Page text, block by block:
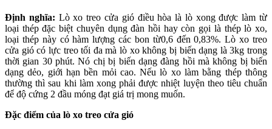
Định nghĩa: Lò xo treo cửa gió điều hòa là lò xong được làm từ
loại thép đặc biệt chuyên dụng đàn hồi hay còn gọi là thép lò xo,
loại thép này có hàm lượng các bon từ0,6 đến 0,83%. Lò xo treo
cửa gió có lực treo tối đa mà lò xo không bị biến dạng là 3kg trong
thời gian 30 phút. Nó chị bị biến dạng đàng hồi mà không bị biến
dạng dẻo, giới hạn bền mỏi cao. Nếu lò xo làm bằng thép thông
thường thì sau khi làm xong phải được nhiệt luyện theo tiêu chuẩn
để độ cứng 2 đầu móng đạt giá trị mong muốn.
Đặc điểm của lò xo treo cửa gió